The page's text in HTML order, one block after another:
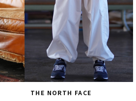
THE NORTH FACE